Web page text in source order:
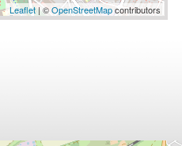
Leaflet| ©OpenStreetMapcontributors